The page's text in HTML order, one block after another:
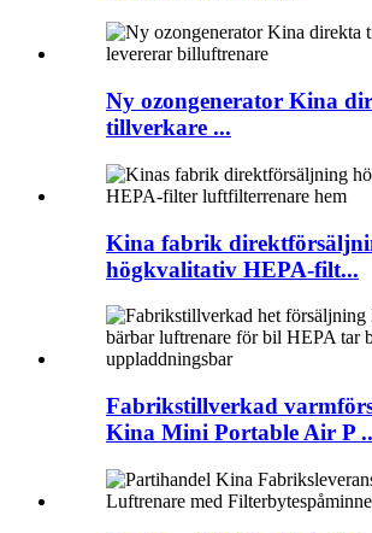
Ny ozongenerator Kina
tillverkare ...
Kina fabrik
högkvalitativ HEPA-filt...
Fabrikstillverkad
Kina Mini Portable Air P